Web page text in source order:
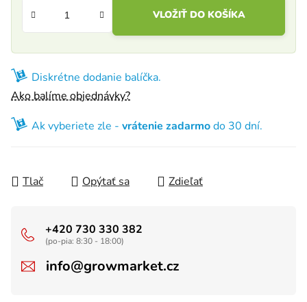
VLOŽIŤ DO KOŠÍKA
Diskrétne dodanie balíčka.
Ako balíme objednávky?
Ak vyberiete zle - vrátenie zadarmodo 30 dní.
Tlač Opýtať sa Zdieľať
+420 730 330 382
(po-pia: 8:30 - 18:00)
info@growmarket.cz